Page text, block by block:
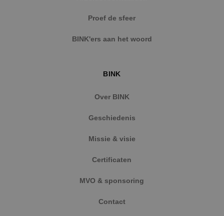
Proef de sfeer
BINK'ers aan het woord
BINK
Over BINK
Geschiedenis
Missie & visie
Certificaten
MVO & sponsoring
Contact
Strikt noodzakelijke cookies maken de
website kan niet goed worden gebruikt zonder de